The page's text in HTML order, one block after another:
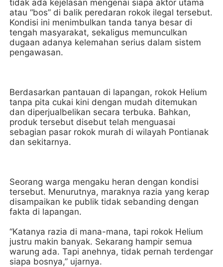
tidak ada kejelasan mengenai siapa aktor utama
atau “bos” di balik peredaran rokok ilegal tersebut.
Kondisi ini menimbulkan tanda tanya besar di
tengah masyarakat, sekaligus memunculkan
dugaan adanya kelemahan serius dalam sistem
pengawasan.
Berdasarkan pantauan di lapangan, rokok Helium
tanpa pita cukai kini dengan mudah ditemukan
dan diperjualbelikan secara terbuka. Bahkan,
produk tersebut disebut telah menguasai
sebagian pasar rokok murah di wilayah Pontianak
dan sekitarnya.
Seorang warga mengaku heran dengan kondisi
tersebut. Menurutnya, maraknya razia yang kerap
disampaikan ke publik tidak sebanding dengan
fakta di lapangan.
“Katanya razia di mana-mana, tapi rokok Helium
justru makin banyak. Sekarang hampir semua
warung ada. Tapi anehnya, tidak pernah terdengar
siapa bosnya,” ujarnya.